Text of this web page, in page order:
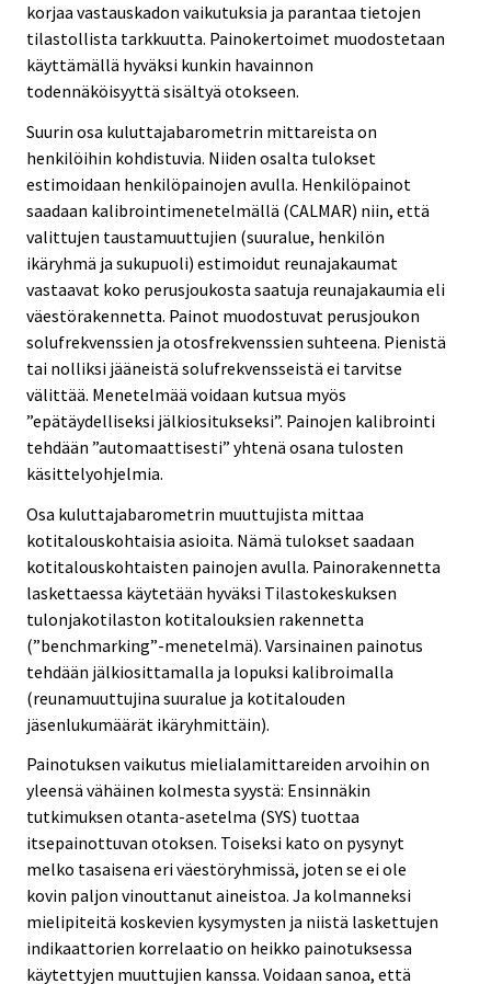
korjaa vastauskadon vaikutuksia ja parantaa tietojen
tilastollista tarkkuutta. Painokertoimet muodostetaan
käyttämällä hyväksi kunkin havainnon
todennäköisyyttä sisältyä otokseen.
Suurin osa kuluttajabarometrin mittareista on
henkilöihin kohdistuvia. Niiden osalta tulokset
estimoidaan henkilöpainojen avulla. Henkilöpainot
saadaan kalibrointimenetelmällä (CALMAR) niin, että
valittujen taustamuuttujien (suuralue, henkilön
ikäryhmä ja sukupuoli) estimoidut reunajakaumat
vastaavat koko perusjoukosta saatuja reunajakaumia eli
väestörakennetta. Painot muodostuvat perusjoukon
solufrekvenssien ja otosfrekvenssien suhteena. Pienistä
tai nolliksi jääneistä solufrekvensseistä ei tarvitse
välittää. Menetelmää voidaan kutsua myös
”epätäydelliseksi jälkiositukseksi”. Painojen kalibrointi
tehdään ”automaattisesti” yhtenä osana tulosten
käsittelyohjelmia.
Osa kuluttajabarometrin muuttujista mittaa
kotitalouskohtaisia asioita. Nämä tulokset saadaan
kotitalouskohtaisten painojen avulla. Painorakennetta
laskettaessa käytetään hyväksi Tilastokeskuksen
tulonjakotilaston kotitalouksien rakennetta
(”benchmarking”-menetelmä). Varsinainen painotus
tehdään jälkiosittamalla ja lopuksi kalibroimalla
(reunamuuttujina suuralue ja kotitalouden
jäsenlukumäärät ikäryhmittäin).
Painotuksen vaikutus mielialamittareiden arvoihin on
yleensä vähäinen kolmesta syystä: Ensinnäkin
tutkimuksen otanta-asetelma (SYS) tuottaa
itsepainottuvan otoksen. Toiseksi kato on pysynyt
melko tasaisena eri väestöryhmissä, joten se ei ole
kovin paljon vinouttanut aineistoa. Ja kolmanneksi
mielipiteitä koskevien kysymysten ja niistä laskettujen
indikaattorien korrelaatio on heikko painotuksessa
käytettyjen muuttujien kanssa. Voidaan sanoa, että